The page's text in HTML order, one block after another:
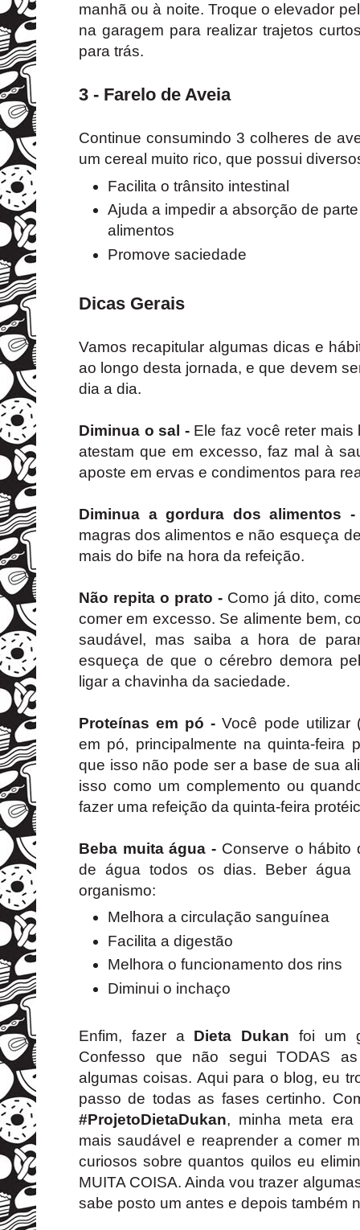
manhã ou à noite. Troque o elevador
na garagem para realizar trajetos
para trás.
3 - Farelo de Aveia
Continue consumindo 3 colheres de
um cereal muito rico, que possui
Facilita o trânsito intestinal
Ajuda a impedir a absorção de
alimentos
Promove saciedade
Dicas Gerais
Vamos recapitular algumas dicas e
ao longo desta jornada, e que devem
dia a dia.
Diminua o sal - Ele faz você reter
atestam que em excesso, faz mal à
aposte em ervas e condimentos para
Diminua a gordura dos alimentos
magras dos alimentos e não esqueça
mais do bife na hora da refeição.
Não repita o prato - Como já dito,
comer em excesso. Se alimente bem,
saudável, mas saiba a hora de
esqueça de que o cérebro demora
ligar a chavinha da saciedade.
Proteínas em pó -Você pode utilizar
em pó, principalmente na quinta-feira
que isso não pode ser a base de sua
isso como um complemento ou
fazer uma refeição da quinta-feira
Beba muita água - Conserve o hábito
de água todos os dias. Beber água
organismo:
Melhora a circulação sanguínea
Facilita a digestão
Melhora o funcionamento dos rins
Diminui o inchaço
Enfim, fazer a Dieta Dukanfoi um
Confesso que não segui TODAS
algumas coisas. Aqui para o blog, eu
passo de todas as fases certinho.
#ProjetoDietaDukan, minha meta
mais saudável e reaprender a comer
curiosos sobre quantos quilos eu
MUITA COISA. Ainda vou trazer
sabe posto um antes e depois também